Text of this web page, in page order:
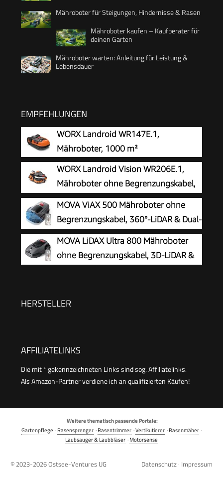
Mähroboter für Steigungen, Hindernisse & Rasen
Mähroboter kaufen – Kaufberater für
deinen Garten
Mähroboter warten: Anleitung für Leistung &
Lebensdauer
EMPFEHLUNGEN
WORX Landroid WR147E.1,
Mähroboter, 1000 m²
WORX Landroid Vision WR206E.1,
Mähroboter ohne Begrenzungskabel,
600 m²
MOVA ViAX 500 Mähroboter ohne
Begrenzungskabel, 360°-LiDAR & Dual-
KI-Vision
MOVA LiDAX Ultra 800 Mähroboter
ohne Begrenzungskabel, 3D-LiDAR &
HERSTELLER
AFFILIATELINKS
Die mit * gekennzeichneten Links sind sog. Affiliatelinks.
Als Amazon-Partner verdiene ich an qualifizierten Käufen!
Weitere thematisch passende Portale:
Gartenpflege ·Rasensprenger·Rasentrimmer·Vertikutierer·Rasenmäher·
Laubsauger & Laubbläser ·Motorsense
© 2023-2026Ostsee-Ventures UG Datenschutz · Impressum